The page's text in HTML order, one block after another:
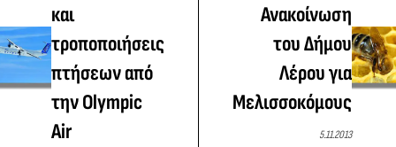
και
τροποποιήσεις
πτήσεων από
την Olympic
Air
Ανακοίνωση
του Δήμου
Λέρου για
Μελισσοκόμους
5.11.2013